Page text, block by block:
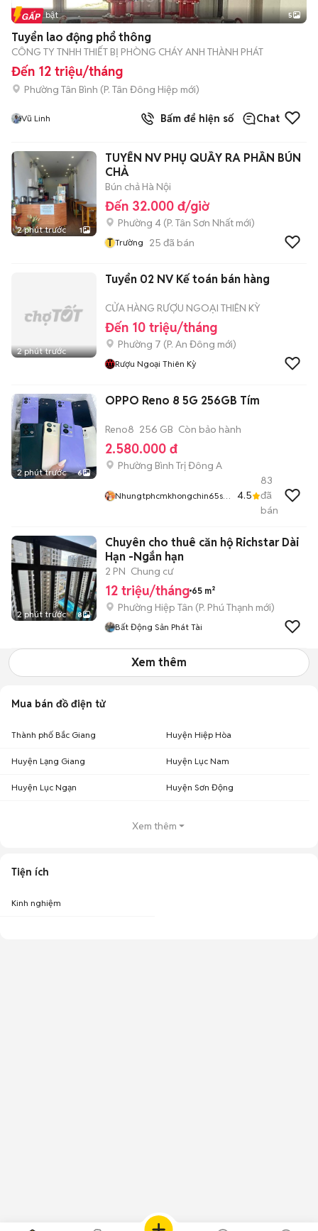
Tin nổi bật 5
Tuyển lao động phổ thông
CÔNG TY TNHH THIẾT BỊ PHÒNG CHÁY ANH THÀNH PHÁT
Đến 12 triệu/tháng
Phường Tân Bình (P. Tân Đông Hiệp mới)
Vũ Linh Bấm để hiện số Chat
2 phút trước 1
TUYỂN NV PHỤ QUẦY RA PHẦN BÚN
CHẢ
Bún chả Hà Nội
Đến 32.000 đ/giờ
Phường 4 (P. Tân Sơn Nhất mới)
T Trường 25 đã bán
2 phút trước
Tuyển 02 NV Kế toán bán hàng
CỬA HÀNG RƯỢU NGOẠI THIÊN KỲ
Đến 10 triệu/tháng
Phường 7 (P. An Đông mới)
Rượu Ngoại Thiên Kỳ
2 phút trước 6
OPPO Reno 8 5G 256GB Tím
Reno8 256 GB Còn bảo hành
2.580.000 đ
Phường Bình Trị Đông A
Nhungtphcmkhongchin65sa
4.5
83
đã
bán
2 phút trước 8
Chuyên cho thuê căn hộ Richstar Dài
Hạn -Ngắn hạn
2 PN Chung cư
12 triệu/tháng 65 m²
Phường Hiệp Tân (P. Phú Thạnh mới)
Bất Động Sản Phát Tài
Xem thêm
Mua bán đồ điện tử
Thành phố Bắc Giang Huyện Hiệp Hòa
Huyện Lạng Giang Huyện Lục Nam
Huyện Lục Ngạn Huyện Sơn Động
Xem thêm
Tiện ích
Kinh nghiệm